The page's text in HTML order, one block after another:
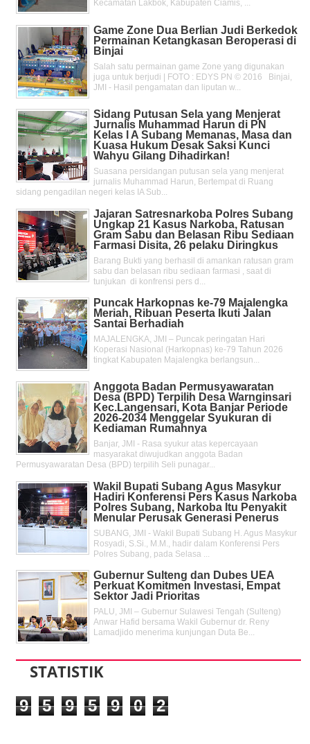
Kecamatan Lakbok, Kabupaten Ciamis, ...
Game Zone Dua Berlian Judi Berkedok
Permainan Ketangkasan Beroperasi di
Binjai
Salah satu permainan game Zone yang digunakan
juga untuk berjudi | FOTO : EDYS PN © 2016 Binjai,
JMI - Hasil pengamatan dan liputan w...
Sidang Putusan Sela yang Menjerat
Jurnalis Muhammad Harun di PN
Kelas l A Subang Memanas, Masa dan
Kuasa Hukum Desak Saksi Kunci
Wahyu Gilang Dihadirkan!
Suasana persidangan putusan sela yang menjerat
jurnalis Muhammad Harun, Bertempat di Ruang
sidang pengadilan negeri kelas IA Sub...
Jajaran Satresnarkoba Polres Subang
Ungkap 21 Kasus Narkoba, Ratusan
Gram Sabu dan Belasan Ribu Sediaan
Farmasi Disita, 26 pelaku Diringkus
Barang Bukti yang berhasil di amankan ratusan gram
sabu dan belasan ribu sediaan farmasi , saat di
tunjukan di konfrensi pers d...
Puncak Harkopnas ke-79 Majalengka
Meriah, Ribuan Peserta Ikuti Jalan
Santai Berhadiah
MAJALENGKA, JMI – Puncak peringatan Hari
Koperasi Nasional (Harkopnas) ke-79 Tahun 2026
tingkat Kabupaten Majalengka berlangsun...
Anggota Badan Permusyawaratan
Desa (BPD) Terpilih Desa Warnginsari
Kec.Langensari, Kota Banjar Periode
2026-2034 Menggelar Syukuran di
Kediaman Rumahnya
Banjar, JMI - Rasa syukur atas kepercayaan
masyarakat diwujudkan anggota Badan
Permusyawaratan Desa (BPD) terpilih Seli punagar...
Wakil Bupati Subang Agus Masykur
Hadiri Konferensi Pers Kasus Narkoba
Polres Subang, Narkoba Itu Penyakit
Menular Perusak Generasi Penerus
SUBANG, JMI - Wakil Bupati Subang H. Agus Masykur
Rosyadi, S.Si., M.M., hadir dalam Konferensi Pers
Polres Subang, pada Selasa ...
Gubernur Sulteng dan Dubes UEA
Perkuat Komitmen Investasi, Empat
Sektor Jadi Prioritas
PALU, JMI – Gubernur Sulawesi Tengah (Sulteng)
Anwar Hafid bersama Wakil Gubernur dr. Reny
Lamadjido menerima kunjungan Duta Be...
STATISTIK
9 5 9 5 9 0 2